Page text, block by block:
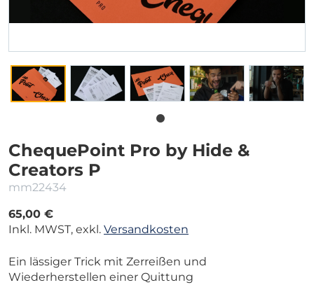
ChequePoint Pro by Hide &
Creators P
mm22434
65,00 €
Inkl. MWST, exkl. Versandkosten
Ein lässiger Trick mit Zerreißen und
Wiederherstellen einer Quittung